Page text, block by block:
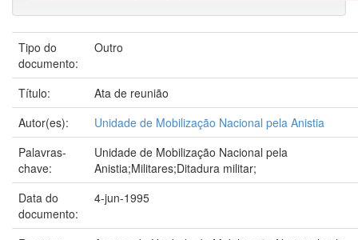
Tipo do
documento:
Outro
Título:
Ata de reunião
Autor(es):
Unidade de Mobilização Nacional pela Anistia
Palavras-
chave:
Unidade de Mobilização Nacional pela
Anistia;Militares;Ditadura militar;
Data do
documento:
4-jun-1995